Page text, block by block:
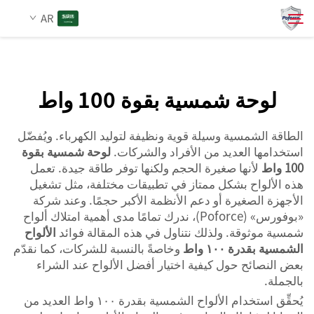
اللوح الشمسي بقدرة ١٠٠ واط
لأنه صغير الحجم لكنه يوفِّر...">
AR
المنتجات
الخدمات
الأخبار
اتصل بنا
لوحة شمسية بقوة 100 واط
الطاقة الشمسية وسيلة قوية ونظيفة لتوليد الكهرباء. ويُفضّل
استخدامها العديد من الأفراد والشركات. لوحة شمسية بقوة
100 واط
لأنها صغيرة الحجم ولكنها توفر طاقة جيدة. تعمل
هذه الألواح بشكل ممتاز في تطبيقات مختلفة، مثل تشغيل
الأجهزة الصغيرة أو دعم الأنظمة الأكبر حجمًا. وعند شركة
«بوفورس» (Poforce)، ندرك تمامًا مدى أهمية امتلاك ألواح
شمسية موثوقة. ولذلك نتناول في هذه المقالة فوائد الألواح
الشمسية بقدرة ١٠٠ واط
وخاصةً بالنسبة للشركات، كما نقدّم
بعض النصائح حول كيفية اختيار أفضل الألواح عند الشراء
بالجملة.
يُحقِّق استخدام الألواح الشمسية بقدرة ١٠٠ واط العديد من